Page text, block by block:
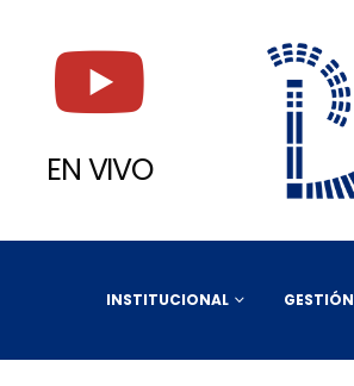
EN VIVO
INSTITUCIONAL GESTIÓN